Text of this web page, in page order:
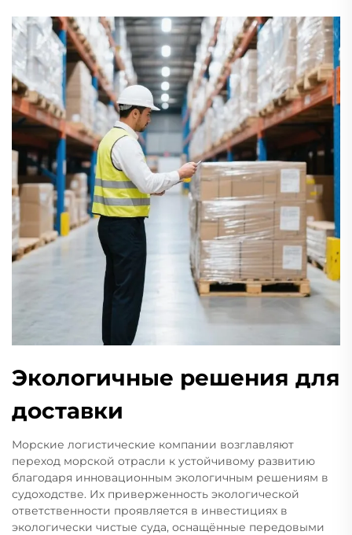
Экологичные решения для
доставки
Морские логистические компании возглавляют
переход морской отрасли к устойчивому развитию
благодаря инновационным экологичным решениям в
судоходстве. Их приверженность экологической
ответственности проявляется в инвестициях в
экологически чистые суда, оснащённые передовыми